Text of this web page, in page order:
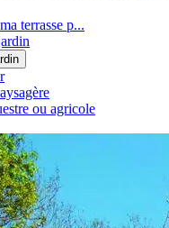
terrasse p...
ou agricole